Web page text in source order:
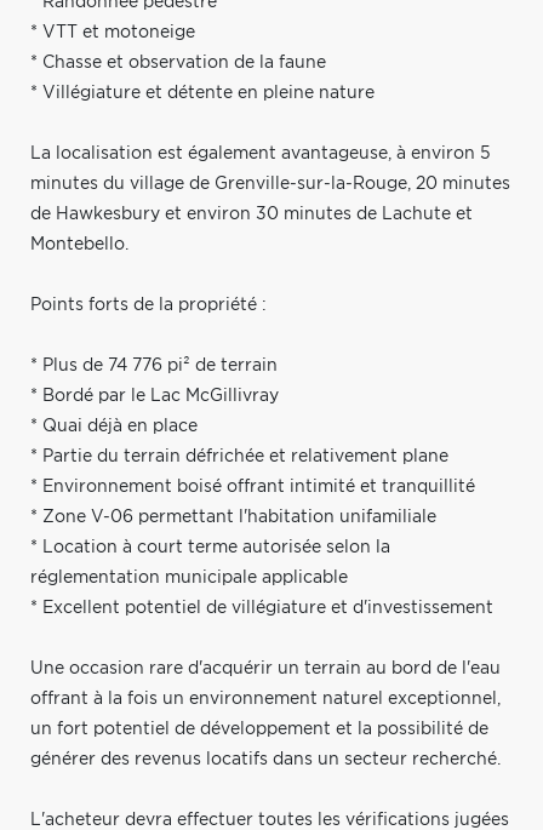
* VTT et motoneige
* Chasse et observation de la faune
* Villégiature et détente en pleine nature
La localisation est également avantageuse, à environ 5
minutes du village de Grenville-sur-la-Rouge, 20 minutes
de Hawkesbury et environ 30 minutes de Lachute et
Montebello.
Points forts de la propriété :
* Plus de 74 776 pi² de terrain
* Bordé par le Lac McGillivray
* Quai déjà en place
* Partie du terrain défrichée et relativement plane
* Environnement boisé offrant intimité et tranquillité
* Zone V-06 permettant l'habitation unifamiliale
* Location à court terme autorisée selon la
réglementation municipale applicable
* Excellent potentiel de villégiature et d'investissement
Une occasion rare d'acquérir un terrain au bord de l'eau
offrant à la fois un environnement naturel exceptionnel,
un fort potentiel de développement et la possibilité de
générer des revenus locatifs dans un secteur recherché.
L'acheteur devra effectuer toutes les vérifications jugées